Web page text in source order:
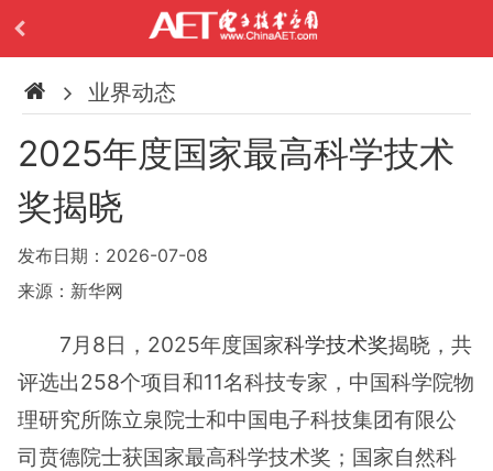
业界动态
2025年度国家最高科学技术
奖揭晓
发布日期：2026-07-08
来源：新华网
7月8日，2025年度国家科学技术奖揭晓，共
评选出258个项目和11名科技专家，中国科学院物
理研究所陈立泉院士和中国电子科技集团有限公
司贲德院士获国家最高科学技术奖；国家自然科